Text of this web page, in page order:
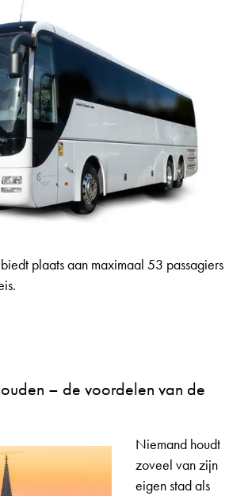
plaats aan maximaal 53 passagiers
– de voordelen van de
Niemand houdt
zoveel van zijn
eigen stad als